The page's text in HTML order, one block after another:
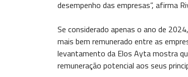
desempenho das empresas”, afirma
Se considerado apenas o ano de
mais bem remunerado entre as
levantamento da Elos Ayta mostra
remuneração potencial aos seus